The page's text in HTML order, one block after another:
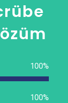
100%
100%